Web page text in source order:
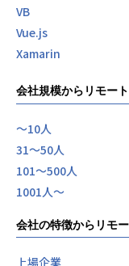
VB
Vue.js
Xamarin
会社規模からリモー
〜10人
31〜50人
101〜500人
1001人〜
会社の特徴からリモ
上場企業